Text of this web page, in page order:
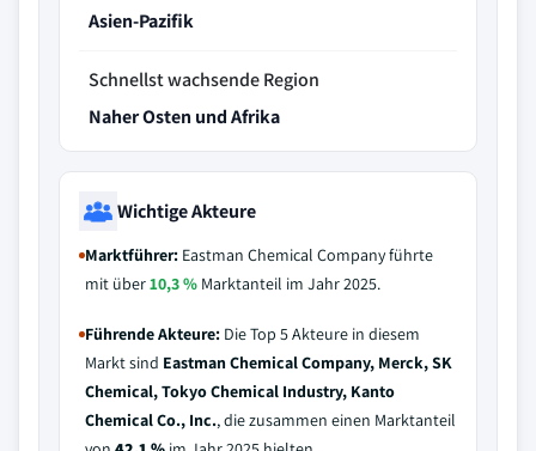
Asien-Pazifik
Schnellst wachsende Region
Naher Osten und Afrika
Wichtige Akteure
Marktführer: Eastman Chemical Company führte
mit über10,3 % Marktanteil im Jahr 2025.
Führende Akteure: Die Top 5 Akteure in diesem
Markt sind Eastman Chemical Company, Merck, SK
Chemical, Tokyo Chemical Industry, Kanto
Chemical Co., Inc., die zusammen einen Marktanteil